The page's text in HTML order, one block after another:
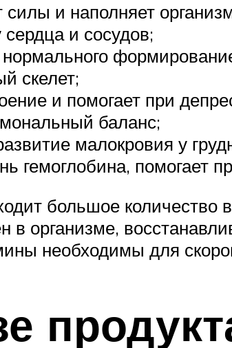
силы и наполняет
и сосудов;
скелет;
и помогает при
баланс;
малокровия у
гемоглобина, помогает
большое
организме,
необходимы для